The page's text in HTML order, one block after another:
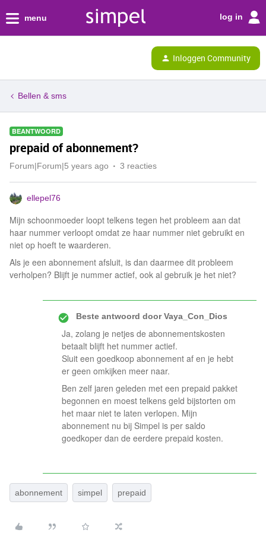
menu log in
Inloggen Community
Bellen & sms
BEANTWOORD
prepaid of abonnement?
Forum|Forum|5 years ago 3 reacties
ellepel76
Mijn schoonmoeder loopt telkens tegen het probleem aan dat
haar nummer verloopt omdat ze haar nummer niet gebruikt en
niet op hoeft te waarderen.
Als je een abonnement afsluit, is dan daarmee dit probleem
verholpen? Blijft je nummer actief, ook al gebruik je het niet?
Beste antwoord doorVaya_Con_Dios
Ja, zolang je netjes de abonnementskosten
betaalt blijft het nummer actief.
Sluit een goedkoop abonnement af en je hebt
er geen omkijken meer naar.
Ben zelf jaren geleden met een prepaid pakket
begonnen en moest telkens geld bijstorten om
het maar niet te laten verlopen. Mijn
abonnement nu bij Simpel is per saldo
goedkoper dan de eerdere prepaid kosten.
abonnement simpel prepaid